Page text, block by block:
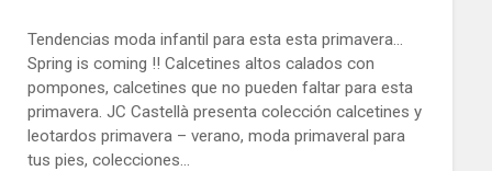
Tendencias moda infantil para esta esta primavera…
Spring is coming !! Calcetines altos calados con
pompones, calcetines que no pueden faltar para esta
primavera. JC Castellà presenta colección calcetines y
leotardos primavera – verano, moda primaveral para
tus pies, colecciones…